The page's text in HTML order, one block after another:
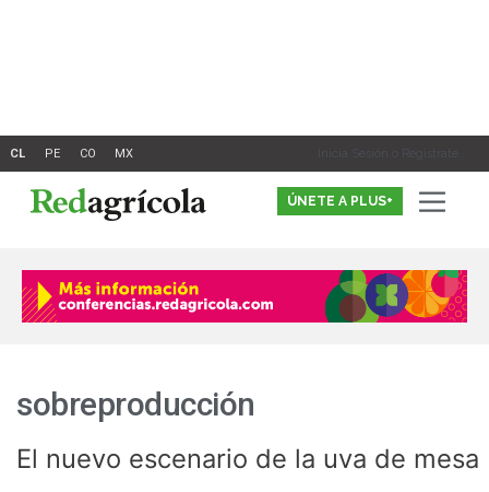
Inicia Sesión o Registrate
ÚNETE A PLUS+
sobreproducción
El nuevo escenario de la uva de mesa
El